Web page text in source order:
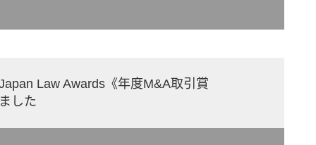
Law Awards《年度M&A取引賞
した